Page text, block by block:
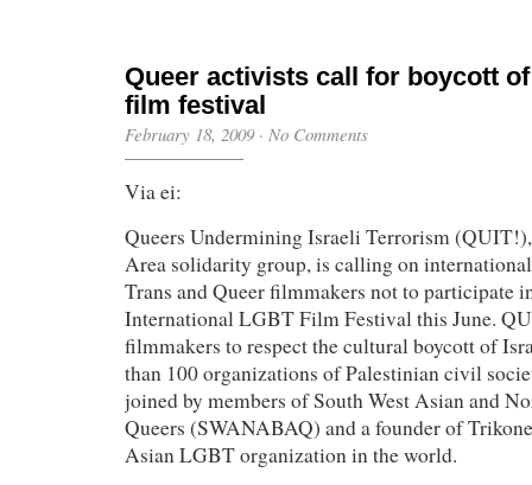
Queer activists call for boycott
film festival
February 18, 2009· No Comments
Via ei:
Queers Undermining Israeli Terrorism
Area solidarity group, is calling on
Trans and Queer filmmakers not to participate
International LGBT Film Festival this June.
filmmakers to respect the cultural boycott of
than 100 organizations of Palestinian civil
joined by members of South West Asian and
Queers (SWANABAQ) and a founder of
Asian LGBT organization in the world.